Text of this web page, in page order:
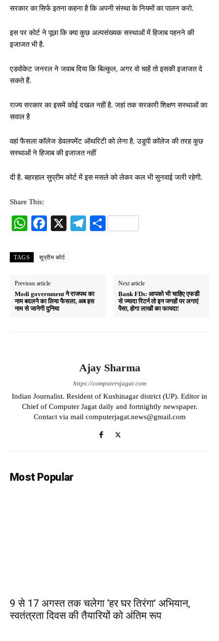
सरकार का सिर्फ इतना कहना है कि अपनी संस्था के नियमों का पालन करो.
इस पर कोर्ट ने पूछा कि क्या कुछ अल्पसंख्यक सस्थाओं में हिजाब पहनने की
इजाजत भी है.
एडवोकेट जनरल ने जवाब दिया कि बिल्कुल, अगर वो चाहें तो इसकी इजाजत दे
सकते हैं.
राज्य सरकार का इसमें कोई दखल नहीं है. जहां तक सरकारी शिक्षण सस्थाओं का
सवाल है
वहां फैसला कॉलेज डेवलपमेंट ऑथरिटी को लेना है. उडुपी कॉलेज की तरह कुछ
सस्थाओं ने हिजाब की इजाजत नहीं
दी है. बहरहाल सुप्रीम कोर्ट में इस मसले को लेकर कल भी सुनवाई जारी रहेगी.
Share This:
W
ts
pp
Fa
bo
X
Te S
TAGS सुप्रीम कोर्ट
Previous article
Modi government ने राजपथ का
नाम बदलने का लिया फैसला, अब इस
नाम से जानेगी दुनिया
Next article
Bank FDs: आपको भी चाहिए एफडी
से ज्यादा रिटर्न तो इन जगहों पर लगाएं
पैसा, होगा लाखों का फायदा!
Ajay Sharma
https://computersjagat.com
Indian Journalist. Resident of Kushinagar district (UP). Editor in
Chief of Computer Jagat daily and fortnightly newspaper.
Contact via mail computerjagat.news@gmail.com
Most Popular
9 से 17 अगस्त तक चलेगा ‘हर घर तिरंगा’ अभियान,
स्वतंत्रता दिवस की तैयारियों को अंतिम रूप